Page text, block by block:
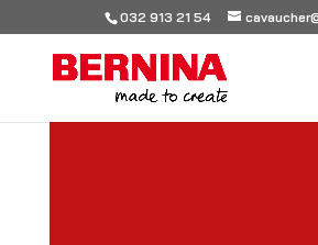
032 913 21 54